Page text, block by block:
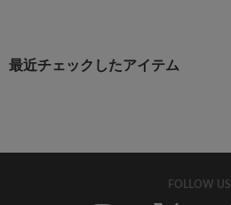
最近チェックしたアイテム
FOLLOW US